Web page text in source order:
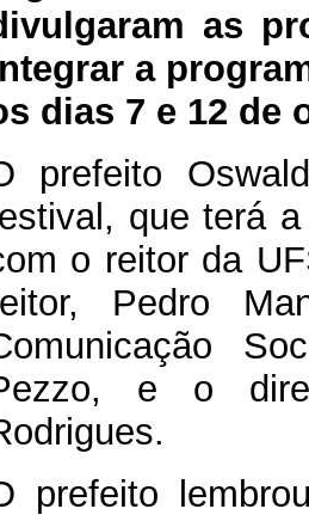
as
a
dias 7 e 12 de
prefeito
que terá
o reitor da
Pedro
e o
prefeito